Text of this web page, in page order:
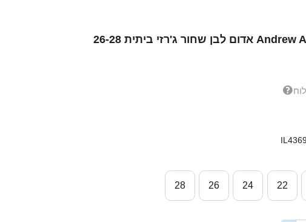
ילדים סינגפור Andrew Aw #8 אדום לבן שחור ג'רזי ביתית 26-28
22
24
26
28